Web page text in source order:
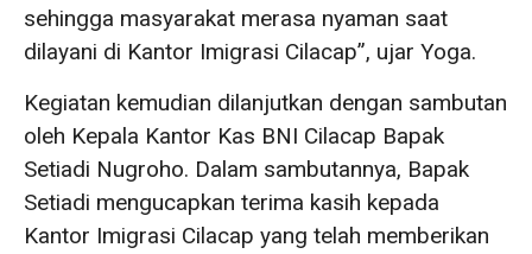
sehingga masyarakat merasa nyaman saat
dilayani di Kantor Imigrasi Cilacap”, ujar Yoga.
Kegiatan kemudian dilanjutkan dengan sambutan
oleh Kepala Kantor Kas BNI Cilacap Bapak
Setiadi Nugroho. Dalam sambutannya, Bapak
Setiadi mengucapkan terima kasih kepada
Kantor Imigrasi Cilacap yang telah memberikan